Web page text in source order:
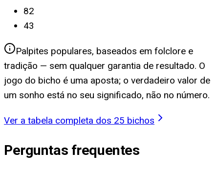
82
43
Palpites populares, baseados em folclore e
tradição — sem qualquer garantia de resultado. O
jogo do bicho é uma aposta; o verdadeiro valor de
um sonho está no seu significado, não no número.
Ver a tabela completa dos 25 bichos
Perguntas frequentes